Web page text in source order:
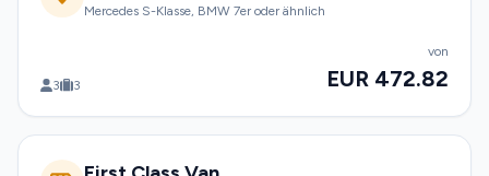
Mercedes S-Klasse, BMW 7er oder ähnlich
3 3
von
EUR 472.82